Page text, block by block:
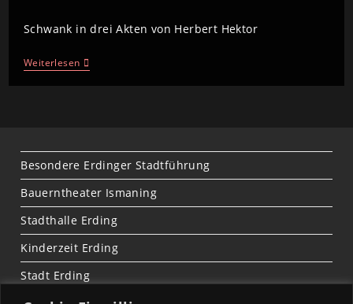
Schwank in drei Akten von Herbert Hektor
Weiterlesen
Besondere Erdinger Stadtführung
Bauerntheater Ismaning
Stadthalle Erding
Kinderzeit Erding
Stadt Erding